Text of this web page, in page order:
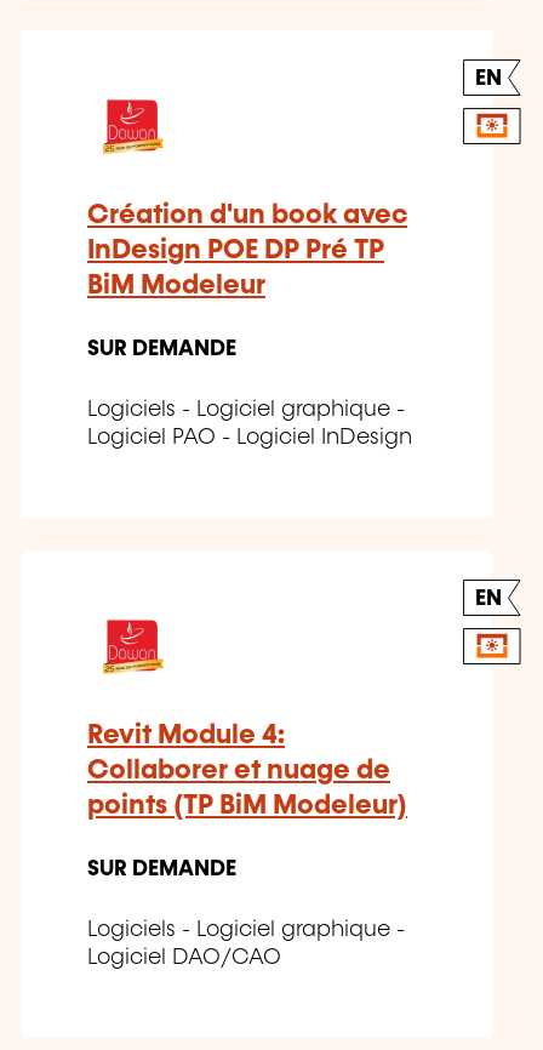
EN
Création d'un book avec
InDesign POE DP Pré TP
BiM Modeleur
SUR DEMANDE
Logiciels - Logiciel graphique -
Logiciel PAO - Logiciel InDesign
EN
Revit Module 4:
Collaborer et nuage de
points (TP BiM Modeleur)
SUR DEMANDE
Logiciels - Logiciel graphique -
Logiciel DAO/CAO